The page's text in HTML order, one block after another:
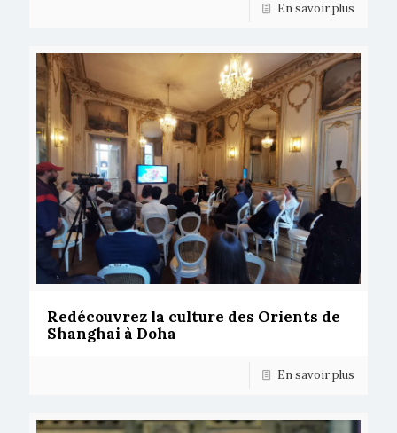
En savoir plus
Redécouvrez la culture des Orients de
Shanghai à Doha
En savoir plus